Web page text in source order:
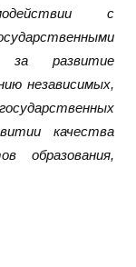
с
за развитие
независимых,
качества
образования,